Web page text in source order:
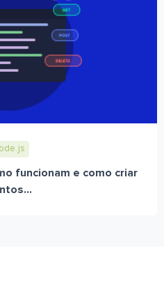
funcionam e como criar